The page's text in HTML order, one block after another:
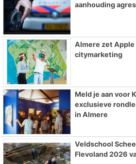
aanhouding
Almere zet Apple
citymarketing
Meld je aan voor
exclusieve
in Almere
Veldschool
Flevoland 2026